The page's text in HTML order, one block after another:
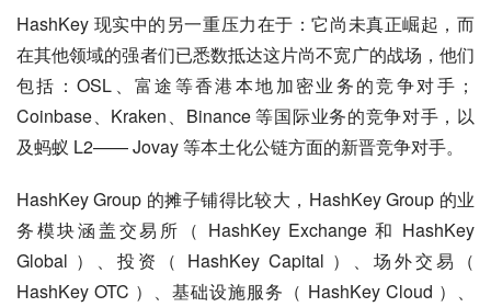
HashKey 现实中的另一重压力在于：它尚未真正崛起，而
在其他领域的强者们已悉数抵达这片尚不宽广的战场，他们
包括：OSL、富途等香港本地加密业务的竞争对手；
Coinbase、Kraken、Binance 等国际业务的竞争对手，以
及蚂蚁 L2—— Jovay 等本土化公链方面的新晋竞争对手。
HashKey Group 的摊子铺得比较大，HashKey Group 的业
务模块涵盖交易所（ HashKey Exchange 和 HashKey
Global ）、投资（ HashKey Capital ）、场外交易（
HashKey OTC ）、基础设施服务（ HashKey Cloud ）、